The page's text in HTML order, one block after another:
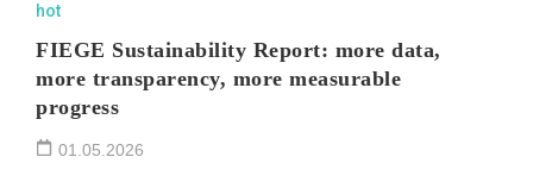
hot
FIEGE Sustainability Report: more data,
more transparency, more measurable
progress
01.05.2026